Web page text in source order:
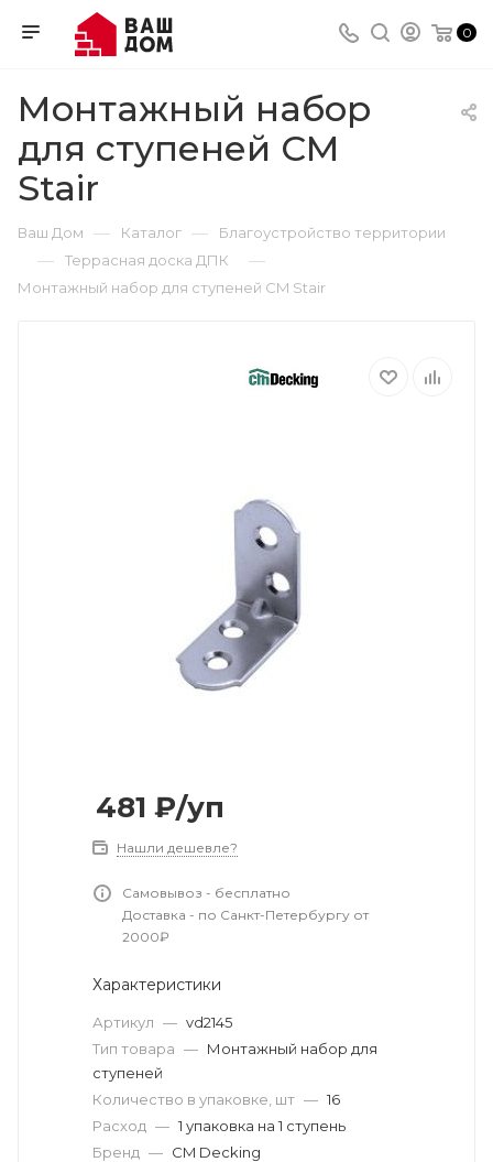
0
Монтажный набор
для ступеней CM
Stair
Ваш Дом — Каталог — Благоустройство территории
— Террасная доска ДПК —
Монтажный набор для ступеней CM Stair
481 ₽/уп
Нашли дешевле?
Самовывоз - бесплатно
Доставка - по Санкт-Петербургу от
2000₽
Характеристики
Артикул — vd2145
Тип товара — Монтажный набор для
ступеней
Количество в упаковке, шт — 16
Расход — 1 упаковка на 1 ступень
Бренд — CM Decking